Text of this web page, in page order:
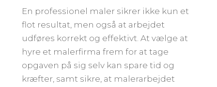
En professionel maler sikrer ikke kun et
flot resultat, men også at arbejdet
udføres korrekt og effektivt. At vælge at
hyre et malerfirma frem for at tage
opgaven på sig selv kan spare tid og
kræfter, samt sikre, at malerarbejdet